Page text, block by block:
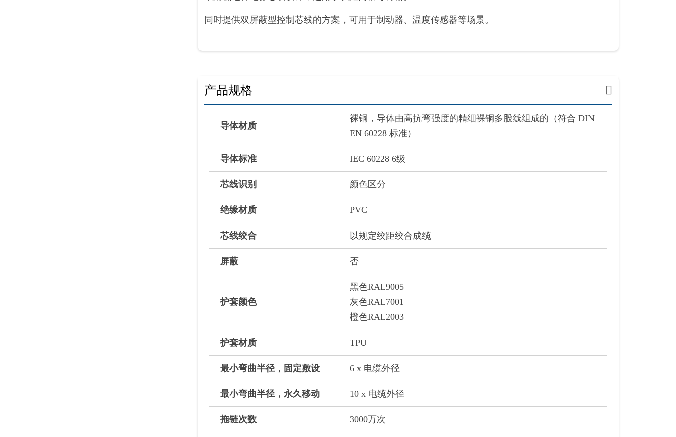
同时提供双屏蔽型控制芯线的方案，可用于制动器、温度传感器等场景。
产品规格
导体材质
裸铜，导体由高抗弯强度的精细裸铜多股线组成的（符合 DIN
EN 60228 标准）
导体标准 IEC 60228 6级
芯线识别 颜色区分
绝缘材质 PVC
芯线绞合 以规定绞距绞合成缆
屏蔽 否
护套颜色
黑色RAL9005
灰色RAL7001
橙色RAL2003
护套材质 TPU
最小弯曲半径，固定敷设 6 x 电缆外径
最小弯曲半径，永久移动 10 x 电缆外径
拖链次数 3000万次